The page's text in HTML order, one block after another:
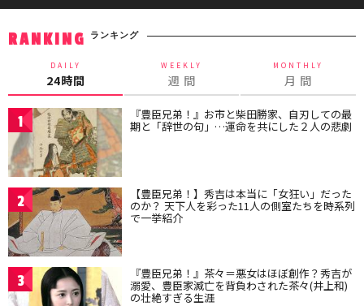
RANKING ランキング
DAILY
24時間
WEEKLY
週 間
MONTHLY
月 間
1 『豊臣兄弟！』お市と柴田勝家、自刃しての最
期と「辞世の句」…運命を共にした２人の悲劇
2 【豊臣兄弟！】秀吉は本当に「女狂い」だった
のか？ 天下人を彩った11人の側室たちを時系列
で一挙紹介
3 『豊臣兄弟！』茶々＝悪女はほぼ創作？秀吉が
溺愛、豊臣家滅亡を背負わされた茶々(井上和)
の壮絶すぎる生涯